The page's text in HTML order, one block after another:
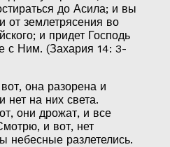
до Асила; и вы
от землетрясения во
и придет Господь
с Ним. (Захария 14: 3-
она разорена и
нет на них света.
они дрожат, и все
и вот, нет
небесные разлетелись.